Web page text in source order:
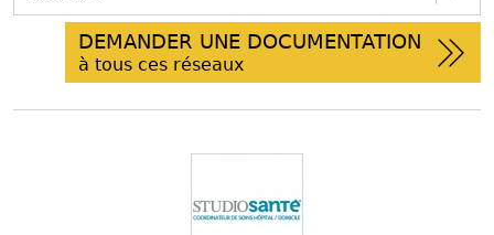
DEMANDER UNE DOCUMENTATION
à tous ces réseaux